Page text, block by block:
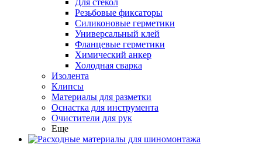
Для стекол
Резьбовые фиксаторы
Силиконовые герметики
Универсальный клей
Фланцевые герметики
Химический анкер
Холодная сварка
Изолента
Клипсы
Материалы для разметки
Оснастка для инструмента
Очистители для рук
Еще